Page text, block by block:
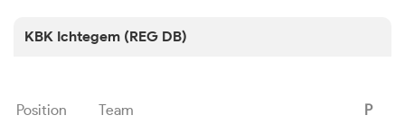
KBK Ichtegem (REG DB)
Position Team P